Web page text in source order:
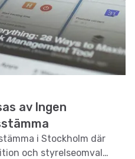
av Ingen
i Stockholm där
och styrelseomval